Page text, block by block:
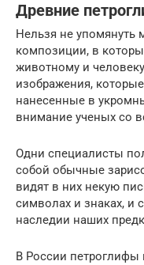
Древние
Нельзя не
композиции, в
животному и
изображения,
нанесенные в
внимание ученых со
Одни специалисты
собой обычные
видят в них некую
символах и знаках, и
наследии наших
В России петроглифы